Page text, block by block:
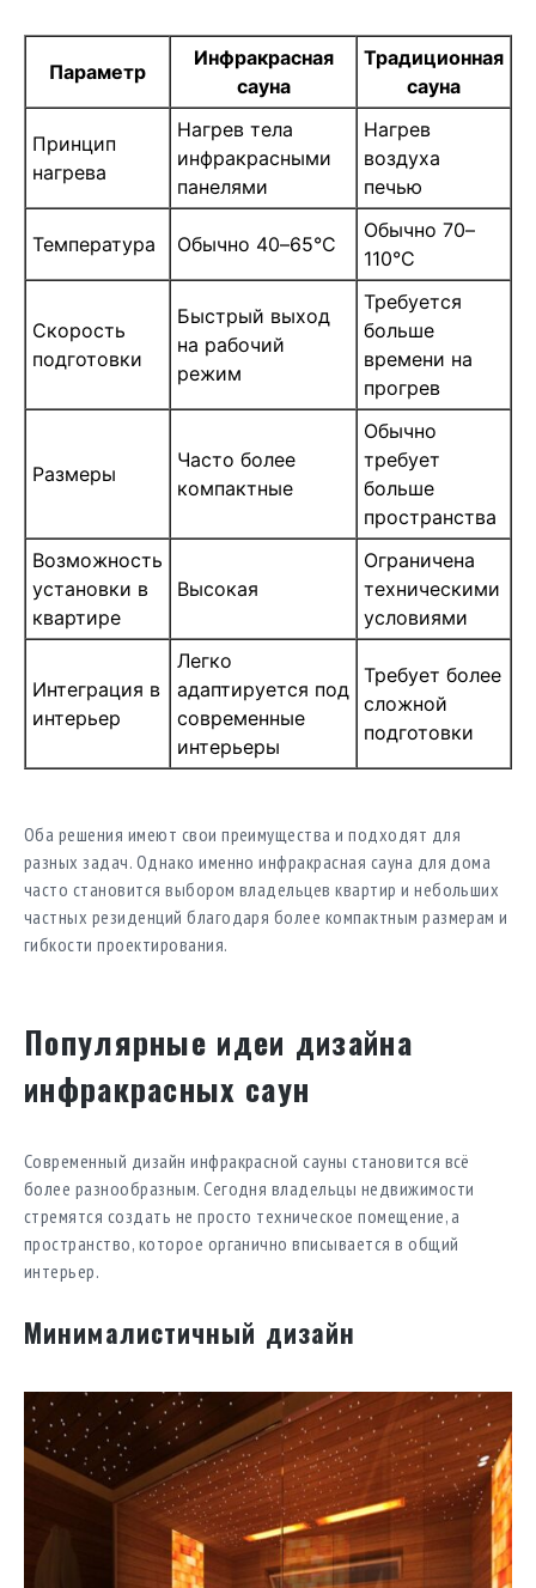
Параметр
Инфракрасная
сауна
Традиционная
сауна
Принцип
нагрева
Нагрев тела
инфракрасными
панелями
Нагрев
воздуха
печью
Температура Обычно 40–65°C
Обычно 70–
110°C
Скорость
подготовки
Быстрый выход
на рабочий
режим
Требуется
больше
времени на
прогрев
Размеры
Часто более
компактные
Обычно
требует
больше
пространства
Возможность
установки в
квартире
Высокая
Ограничена
техническими
условиями
Интеграция в
интерьер
Легко
адаптируется под
современные
интерьеры
Требует более
сложной
подготовки
Оба решения имеют свои преимущества и подходят для
разных задач. Однако именно инфракрасная сауна для дома
часто становится выбором владельцев квартир и небольших
частных резиденций благодаря более компактным размерам и
гибкости проектирования.
Популярные идеи дизайна
инфракрасных саун
Современный дизайн инфракрасной сауны становится всё
более разнообразным. Сегодня владельцы недвижимости
стремятся создать не просто техническое помещение, а
пространство, которое органично вписывается в общий
интерьер.
Минималистичный дизайн